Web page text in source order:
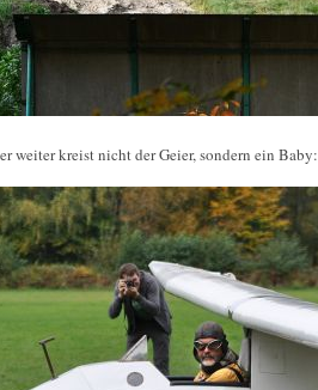
weiter kreist nicht der Geier, sondern ein Baby: